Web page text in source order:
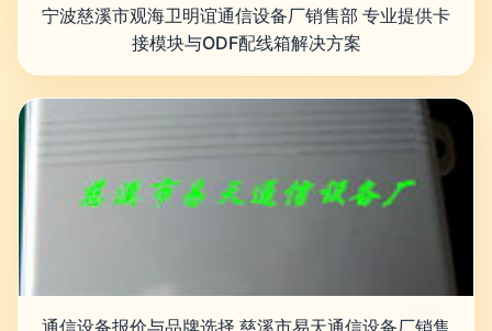
宁波慈溪市观海卫明谊通信设备厂销售部 专业提供卡
接模块与ODF配线箱解决方案
通信设备报价与品牌选择 慈溪市易天通信设备厂销售